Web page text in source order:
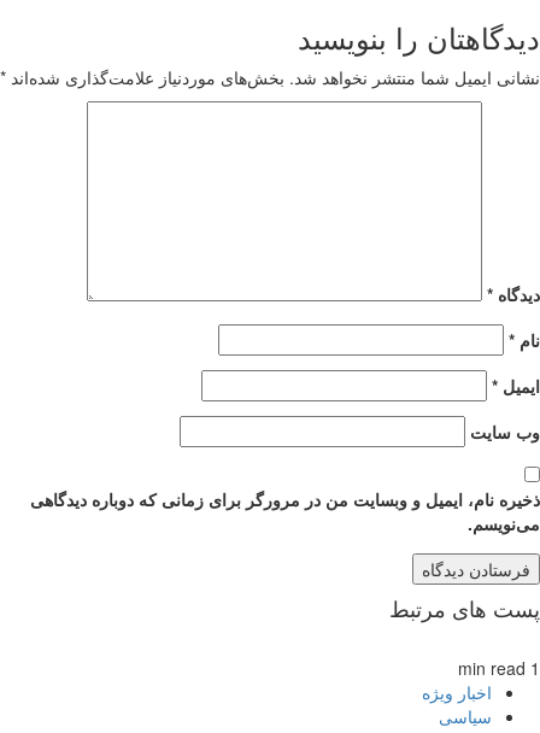
دیدگاهتان را بنویسید
نشانی ایمیل شما منتشر نخواهد شد. بخش‌های موردنیاز علامت‌گذاری شده‌اند *
دیدگاه *
نام *
ایمیل *
وب‌ سایت
ذخیره نام، ایمیل و وبسایت من در مرورگر برای زمانی که دوباره دیدگاهی
می‌نویسم.
پست های مرتبط
1 min read
اخبار ویژه
سیاسی